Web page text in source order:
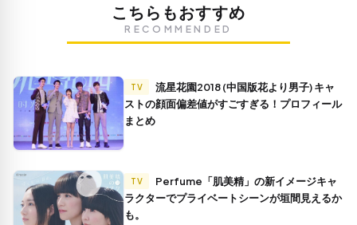
こちらもおすすめ
RECOMMENDED
TV
ストの顔面偏差値がすごすぎる！プロフィール
まとめ
TV
ラクターでプライベートシーンが垣間見えるか
も。